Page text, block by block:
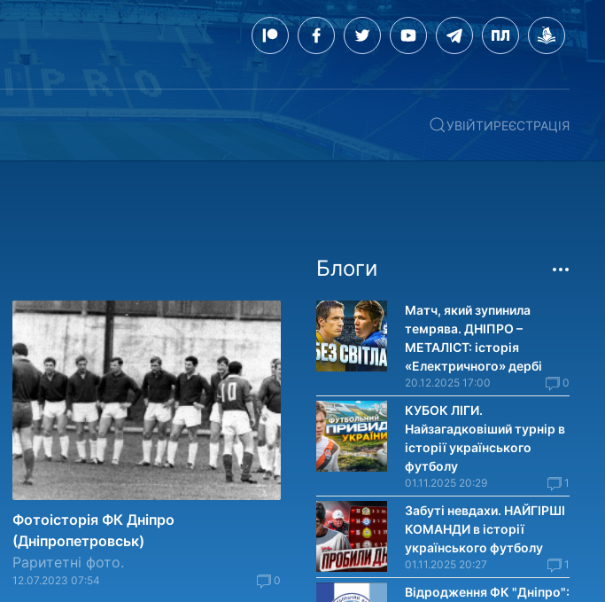
УВІЙТИРЕЄСТРАЦІЯ
Фотоісторія ФК Дніпро
(Дніпропетровськ)
Раритетні фото.
12.07.2023 07:54 0
Блоги
Матч, який зупинила
темрява. ДНІПРО –
МЕТАЛІСТ: історія
«Електричного» дербі
20.12.2025 17:00 0
КУБОК ЛІГИ.
Найзагадковіший турнір в
історії українського
футболу
01.11.2025 20:29 1
Забуті невдахи. НАЙГІРШІ
КОМАНДИ в історії
українського футболу
01.11.2025 20:27 1
Відродження ФК "Дніпро":